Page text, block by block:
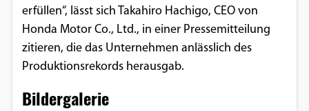
erfüllen“, lässt sich Takahiro Hachigo, CEO von
Honda Motor Co., Ltd., in einer Pressemitteilung
zitieren, die das Unternehmen anlässlich des
Produktionsrekords herausgab.
Bildergalerie
Vimeo
Google Maps
Google